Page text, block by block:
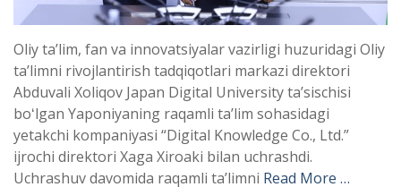
Oliy taʼlim, fan va innovatsiyalar vazirligi huzuridagi Oliy
taʼlimni rivojlantirish tadqiqotlari markazi direktori
Abduvali Xoliqov Japan Digital University taʼsischisi
boʻlgan Yaponiyaning raqamli taʼlim sohasidagi
yetakchi kompaniyasi “Digital Knowledge Co., Ltd.”
ijrochi direktori Xaga Xiroaki bilan uchrashdi.
Uchrashuv davomida raqamli taʼlimni Read More …